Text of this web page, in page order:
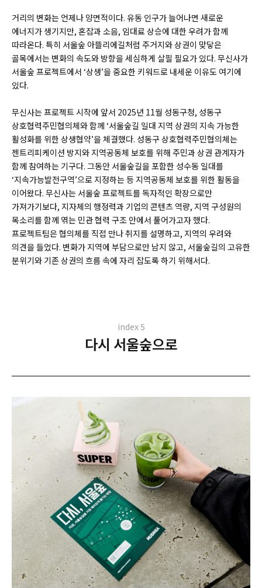
거리의 변화는 언제나 양면적이다. 유동 인구가 늘어나면 새로운
에너지가 생기지만, 혼잡과 소음, 임대료 상승에 대한 우려가 함께
따라온다. 특히 서울숲 아뜰리에길처럼 주거지와 상권이 맞닿은
골목에서는 변화의 속도와 방향을 세심하게 살필 필요가 있다. 무신사가
서울숲 프로젝트에서 ‘상생’을 중요한 키워드로 내세운 이유도 여기에
있다.
무신사는 프로젝트 시작에 앞서 2025년 11월 성동구청, 성동구
상호협력주민협의체와 함께 ‘서울숲길 일대 지역 상권의 지속 가능한
활성화를 위한 상생협약’을 체결했다. 성동구 상호협력주민협의체는
젠트리피케이션 방지와 지역공동체 보호를 위해 주민과 상권 관계자가
함께 참여하는 기구다. 그동안 서울숲길을 포함한 성수동 일대를
‘지속가능발전구역’으로 지정하는 등 지역공동체 보호를 위한 활동을
이어왔다. 무신사는 서울숲 프로젝트를 독자적인 확장으로만
가져가기보다, 지자체의 행정력과 기업의 콘텐츠 역량, 지역 구성원의
목소리를 함께 엮는 민관 협력 구조 안에서 풀어가고자 했다.
프로젝트팀은 협의체를 직접 만나 취지를 설명하고, 지역의 우려와
의견을 들었다. 변화가 지역에 부담으로만 남지 않고, 서울숲길의 고유한
분위기와 기존 상권의 흐름 속에 자리 잡도록 하기 위해서다.
index 5
다시 서울숲으로